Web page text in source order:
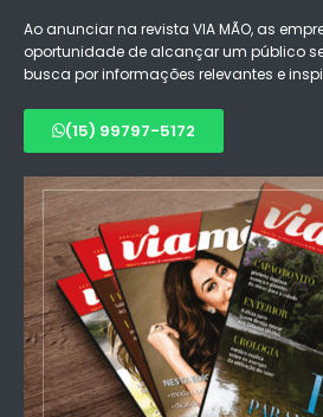
Ao anunciar na revista VIA MÃO, as
oportunidade de alcançar um público
busca por informações relevantes e
(15) 99797-5172